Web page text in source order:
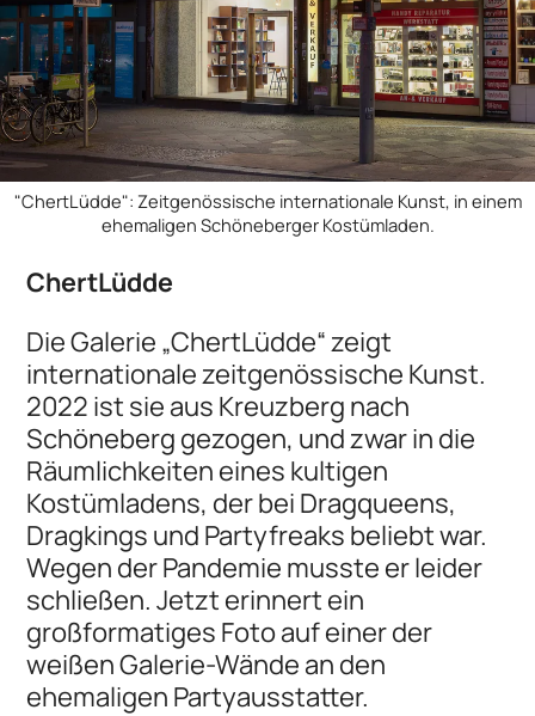
"ChertLüdde": Zeitgenössische internationale Kunst, in einem
ehemaligen Schöneberger Kostümladen.
ChertLüdde
Die Galerie „ChertLüdde“ zeigt
internationale zeitgenössische Kunst.
2022 ist sie aus Kreuzberg nach
Schöneberg gezogen, und zwar in die
Räumlichkeiten eines kultigen
Kostümladens, der bei Dragqueens,
Dragkings und Partyfreaks beliebt war.
Wegen der Pandemie musste er leider
schließen. Jetzt erinnert ein
großformatiges Foto auf einer der
weißen Galerie-Wände an den
ehemaligen Partyausstatter.